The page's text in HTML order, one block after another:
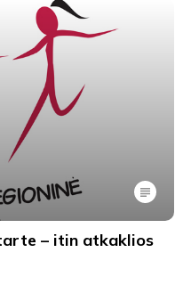
– itin atkaklios